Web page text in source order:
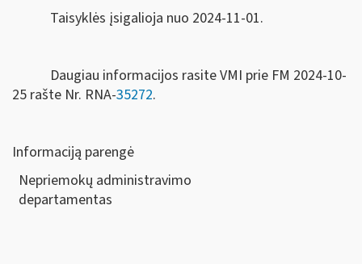
Taisyklės įsigalioja nuo 2024-11-01.
Daugiau informacijos rasite VMI prie FM 2024-10-
25 rašte Nr. RNA-35272.
Informaciją parengė
Nepriemokų administravimo